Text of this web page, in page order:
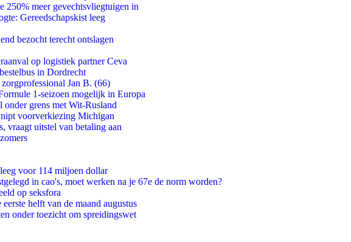
250% meer gevechtsvliegtuigen in
Gereedschapskist leeg
bezocht terecht ontslagen
op logistiek partner Ceva
in Dordrecht
Jan B. (66)
1-seizoen mogelijk in Europa
grens met Wit-Rusland
voorverkiezing Michigan
vraagt uitstel van betaling aan
voor 114 miljoen dollar
in cao's, moet werken na je 67e de norm worden?
op seksfora
helft van de maand augustus
onder toezicht om spreidingswet